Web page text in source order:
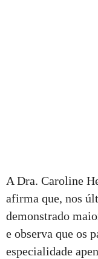
A Dra. Caroline
afirma que, nos
demonstrado
e observa que os
especialidade